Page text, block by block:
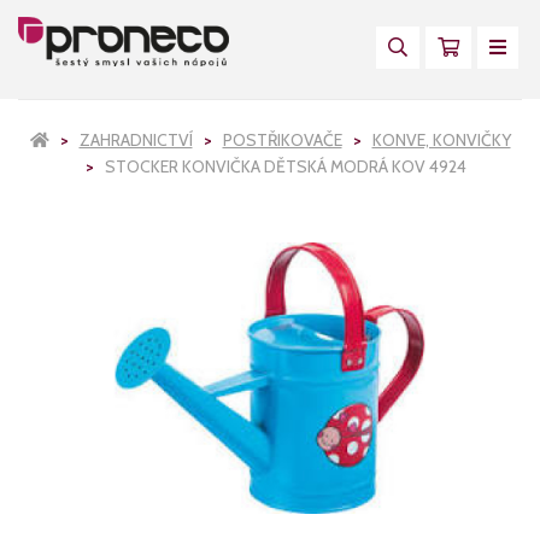
ZAHRADNICTVÍ POSTŘIKOVAČE
KONVE, KONVIČKY
STOCKER KONVIČKA DĚTSKÁ MODRÁ KOV 4924